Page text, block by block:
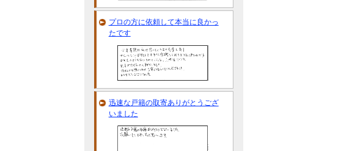
プロの方に依頼して本当に良かっ
たです
迅速な戸籍の取寄ありがとうござ
いました